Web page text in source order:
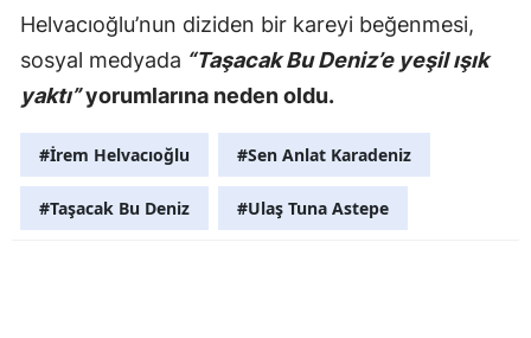
Muğla
Helvacıoğlu’nun diziden bir kareyi beğenmesi,
sosyal medyada “Taşacak Bu Deniz’e yeşil ışık
yaktı”yorumlarına neden oldu.
#İrem Helvacıoğlu #Sen Anlat Karadeniz
#Taşacak Bu Deniz #Ulaş Tuna Astepe